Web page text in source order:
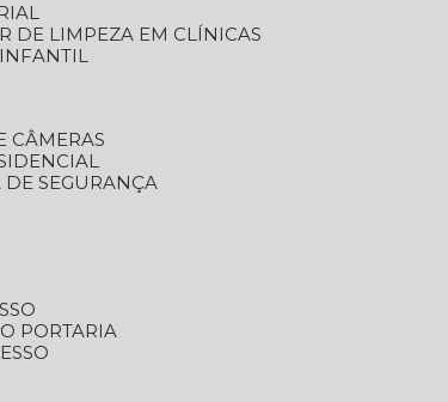
DE LIMPEZA EM CLÍNICAS
CÂMERAS
DE SEGURANÇA
PORTARIA